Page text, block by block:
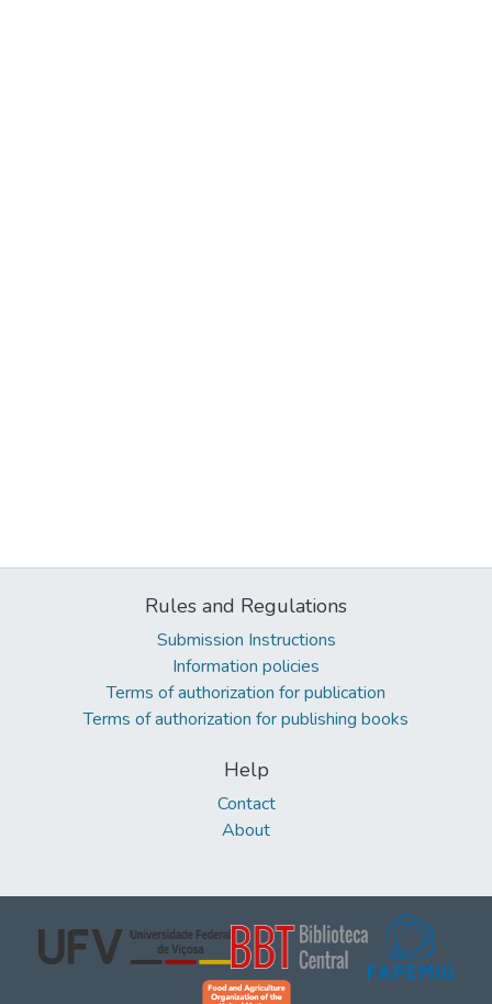
Rules and Regulations
Submission Instructions
Information policies
Terms of authorization for publication
Terms of authorization for publishing books
Help
Contact
About